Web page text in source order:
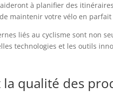
à planifier des
maintenir votre vélo en
liés au cyclisme sont non
technologies et les outils
la qualité des